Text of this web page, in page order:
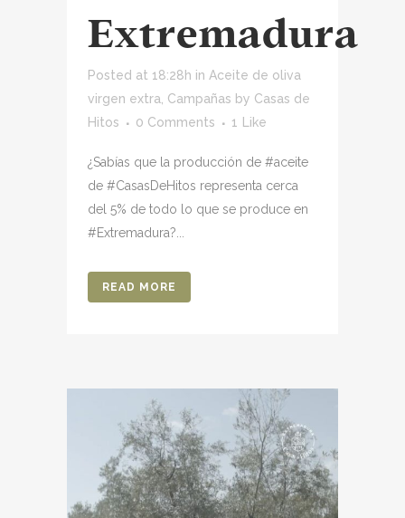
Extremadura
Posted at 18:28h in Aceite de oliva
virgen extra Campañas by Casas de
Hitos
0 Comments 1 Like
¿Sabías que la producción de #aceite
de #CasasDeHitos representa cerca
del 5% de todo lo que se produce en
#Extremadura?...
READ MORE